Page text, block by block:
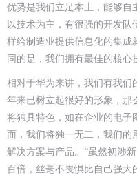
优势是我们立足本土，能够自
以技术为主，有很强的开发
样给制造业提供信息化的集成
同的是，我们拥有最佳的核心
相对于华为来讲，我们有我们
年来已树立起很好的形象，那
将独具特色，如在企业的电子
面，我们将独一无二，我们的
解决方案与产品。”虽然初涉
百倍，丝毫不畏惧比自己强